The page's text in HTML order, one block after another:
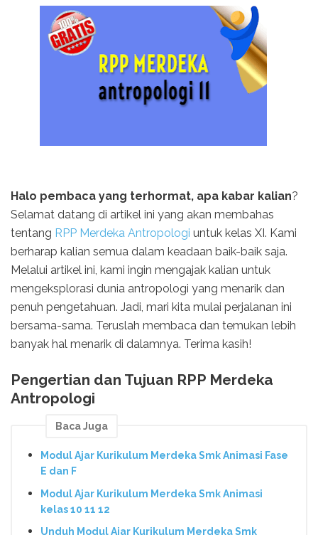
Halo pembaca yang terhormat, apa kabar kalian?
Selamat datang di artikel ini yang akan membahas
tentang RPP Merdeka Antropologi untuk kelas XI. Kami
berharap kalian semua dalam keadaan baik-baik saja.
Melalui artikel ini, kami ingin mengajak kalian untuk
mengeksplorasi dunia antropologi yang menarik dan
penuh pengetahuan. Jadi, mari kita mulai perjalanan ini
bersama-sama. Teruslah membaca dan temukan lebih
banyak hal menarik di dalamnya. Terima kasih!
Pengertian dan Tujuan RPP Merdeka
Antropologi
Baca Juga
Modul Ajar Kurikulum Merdeka Smk Animasi Fase
E dan F
Modul Ajar Kurikulum Merdeka Smk Animasi
kelas 10 11 12
Unduh Modul Ajar Kurikulum Merdeka Smk